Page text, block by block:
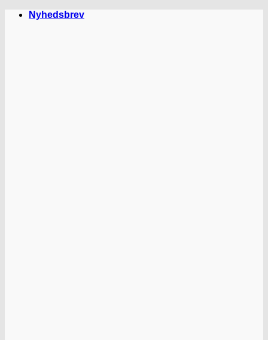
FortsætNyhedsbrev